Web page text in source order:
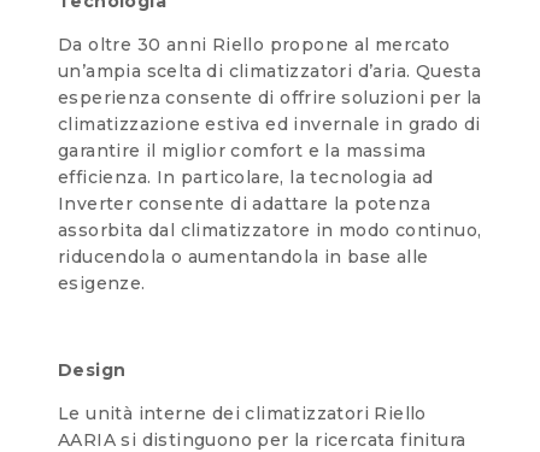
Da oltre 30 anni Riello propone al mercato
un’ampia scelta di climatizzatori d’aria. Questa
esperienza consente di offrire soluzioni per la
climatizzazione estiva ed invernale in grado di
garantire il miglior comfort e la massima
efficienza. In particolare, la tecnologia ad
Inverter consente di adattare la potenza
assorbita dal climatizzatore in modo continuo,
riducendola o aumentandola in base alle
esigenze.
Design
Le unità interne dei climatizzatori Riello
AARIA si distinguono per la ricercata finitura